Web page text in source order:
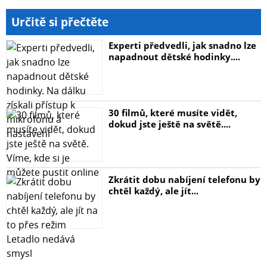
zadní strany nachází ještě Bluetooth anténa.
Specifikace:
DAC: AK4493SEQ x2
Dekóder: XMOS XUF 208
Zesilovač: THX AAA788+ x2
Výstupy: 6,35 mm nesymetrický, 4,4 mm symetrický
Vstupy: USB, optický, koaxiální, RCA
SNR: >120dB (A)
Určitě si přečtěte
Experti předvedli, jak snadno lze
napadnout dětské hodinky....
30 filmů, které musíte vidět,
dokud jste ještě na světě....
Zkrátit dobu nabíjení telefonu by
chtěl každý, ale jít...